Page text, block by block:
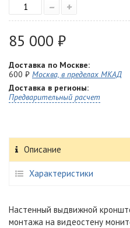
– +
85 000 ₽
Доставка по Москве:
600 ₽ Москва, в пределах МКАД
Доставка в регионы:
Предварительный расчет
Описание
Характеристики
Настенный выдвижной
монтажа на видеостену